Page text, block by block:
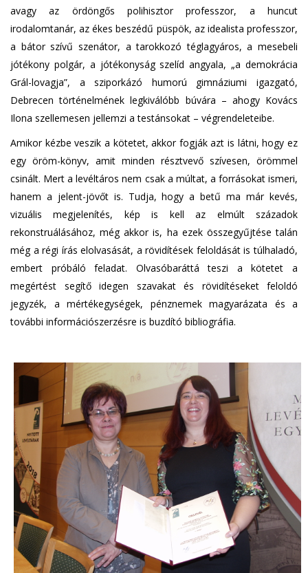
avagy az ördöngős polihisztor professzor, a huncut
irodalomtanár, az ékes beszédű püspök, az idealista professzor,
a bátor szívű szenátor, a tarokkozó téglagyáros, a mesebeli
jótékony polgár, a jótékonyság szelíd angyala, „a demokrácia
Grál-lovagja”, a sziporkázó humorú gimnáziumi igazgató,
Debrecen történelmének legkiválóbb búvára – ahogy Kovács
Ilona szellemesen jellemzi a testánsokat – végrendeleteibe.
Amikor kézbe veszik a kötetet, akkor fogják azt is látni, hogy ez
egy öröm-könyv, amit minden résztvevő szívesen, örömmel
csinált. Mert a levéltáros nem csak a múltat, a forrásokat ismeri,
hanem a jelent-jövőt is. Tudja, hogy a betű ma már kevés,
vizuális megjelenítés, kép is kell az elmúlt századok
rekonstruálásához, még akkor is, ha ezek összegyűjtése talán
még a régi írás elolvasását, a rövidítések feloldását is túlhaladó,
embert próbáló feladat. Olvasóbaráttá teszi a kötetet a
megértést segítő idegen szavakat és rövidítéseket feloldó
jegyzék, a mértékegységek, pénznemek magyarázata és a
további információszerzésre is buzdító bibliográfia.